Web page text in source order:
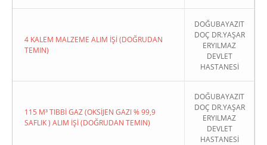
4 KALEM MALZEME ALIM İŞİ (DOĞRUDAN
TEMIN)
DOĞUBAYAZIT
DOÇ DR.YAŞAR
ERYILMAZ
DEVLET
HASTANESİ
115 M³ TIBBİ GAZ (OKSİJEN GAZI % 99,9
SAFLIK ) ALIM İŞİ (DOĞRUDAN TEMIN)
DOĞUBAYAZIT
DOÇ DR.YAŞAR
ERYILMAZ
DEVLET
HASTANESİ